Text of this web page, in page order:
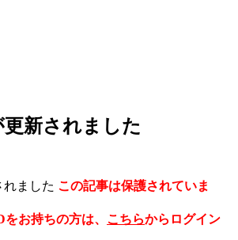
新されました
ました この記事は保護されていま
お持ちの方は、 こちらからログイン